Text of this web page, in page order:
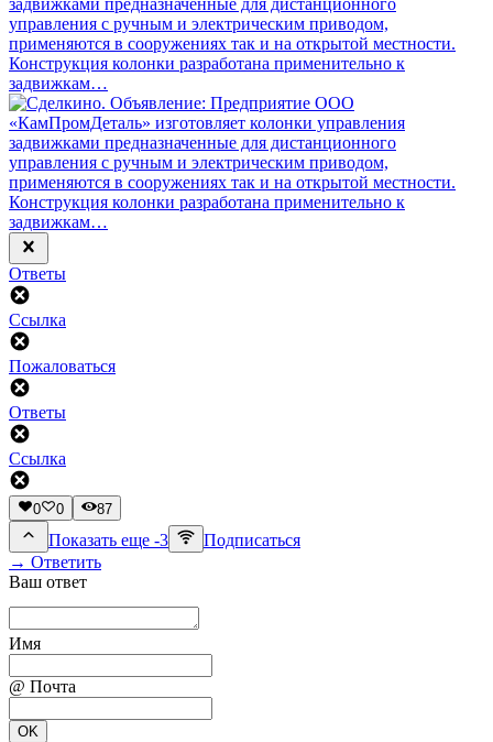
Ответы
Ссылка
Пожаловаться
Ответы
Ссылка
0 0 87
Показать еще -3
Подписаться
→ Ответить
Ваш ответ
Имя
@ Почта
OK